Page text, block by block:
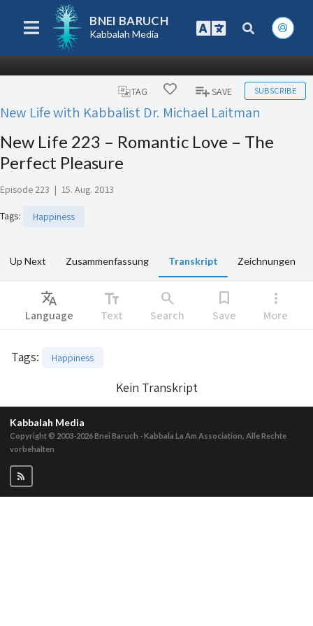
BNEI BARUCH
Kabbalah Media
TAG SAVE SUBSCRIBE
New Life with Kabbalist Dr. Michael Laitman
New Life 223 – Romantic Love – The
Perfect Pleasure
Episode 223 | 15. Aug. 2013
Tags: Happiness
Up Next Zusammenfassung Transkript Zeichnungen
Translate
Language
text_fields
Text
search
Search
bookmark
Save
more_vert
More
Tags: Happiness
Kein Transkript
Kabbalah Media
Copyright © 2003-2026Bnei Baruch - Kabbala La Am Association, Alle Rechte
vorbehalten